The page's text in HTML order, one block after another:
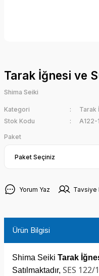
Tarak İğnesi ve
Shima Seiki
Kategori
Tarak
Stok Kodu
A122-
Paket
Yorum Yaz Tavsiye
Ürün Bilgisi
Shima Seiki Tarak
Satılmaktadır, SES 122/